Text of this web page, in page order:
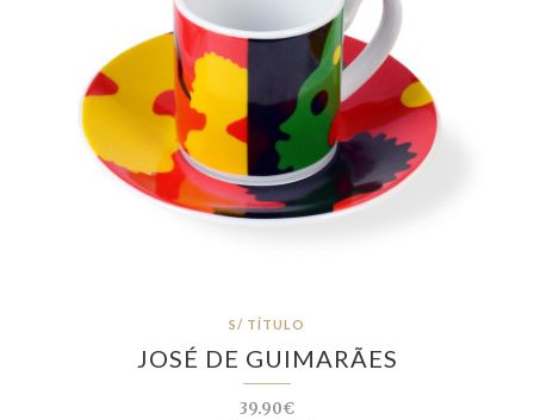
S/ TÍTULO
JOSÉ DE GUIMARÃES
39.90€